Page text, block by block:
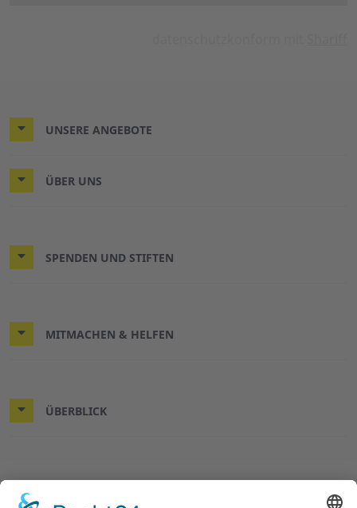
UNSERE ANGEBOTE
ÜBER UNS
SPENDEN UND STIFTEN
MITMACHEN & HELFEN
ÜBERBLICK